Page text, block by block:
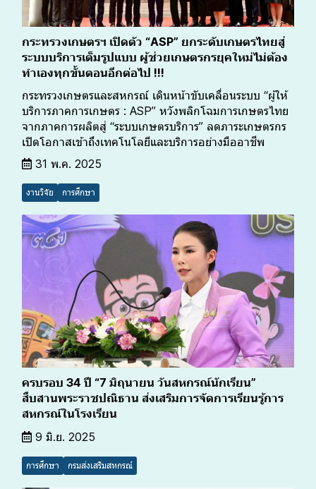
กระทรวงเกษตรฯ เปิดตัว “ASP” ยกระดับเกษตรไทยสู่
ระบบบริการเต็มรูปแบบ ผู้ช่วยเกษตรกรยุคใหม่ไม่ต้อง
ทำเองทุกขั้นตอนอีกต่อไป !!!
กระทรวงเกษตรและสหกรณ์ เดินหน้าขับเคลื่อนระบบ “ผู้ให้
บริการภาคการเกษตร : ASP” หวังพลิกโฉมการเกษตรไทย
จากภาคการผลิตสู่ “ระบบเกษตรบริการ” ลดภาระเกษตรกร
เปิดโอกาสเข้าถึงเทคโนโลยีและบริการอย่างมืออาชีพ
31 พ.ค. 2025
งานวิจัย การศึกษา
ครบรอบ 34 ปี “7 มิถุนายน วันสหกรณ์นักเรียน”
สืบสานพระราชปณิธาน ส่งเสริมการจัดการเรียนรู้การ
สหกรณ์ในโรงเรียน
9 มิ.ย. 2025
การศึกษา กรมส่งเสริมสหกรณ์